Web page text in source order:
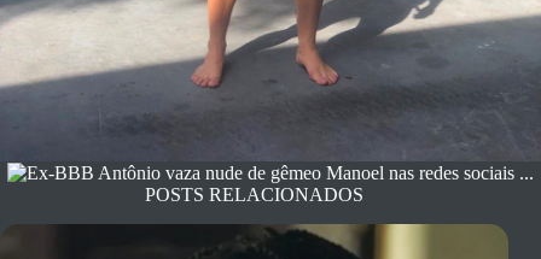
POSTS RELACIONADOS